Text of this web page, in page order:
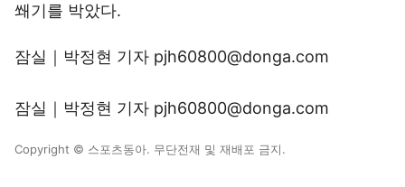
쐐기를 박았다.
잠실｜박정현 기자 pjh60800@donga.com
잠실｜박정현 기자 pjh60800@donga.com
Copyright © 스포츠동아. 무단전재 및 재배포 금지.